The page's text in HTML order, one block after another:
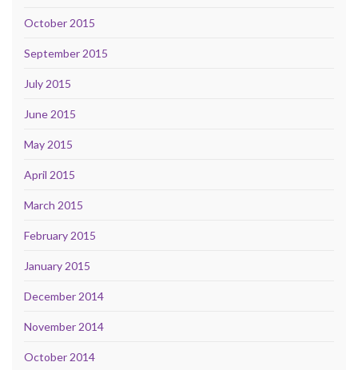
October 2015
September 2015
July 2015
June 2015
May 2015
April 2015
March 2015
February 2015
January 2015
December 2014
November 2014
October 2014